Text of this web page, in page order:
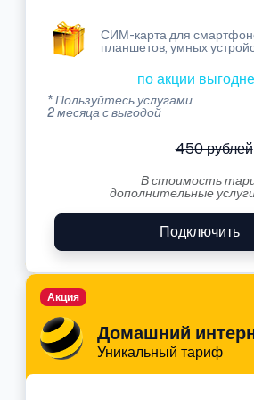
СИМ-карта для
планшетов, умных
по акции
* Пользуйтесь услугами
2 месяца с выгодой
450 рублей
В стоимость
дополнительные
Подключить
Домашний
Уникальный тариф
Акция